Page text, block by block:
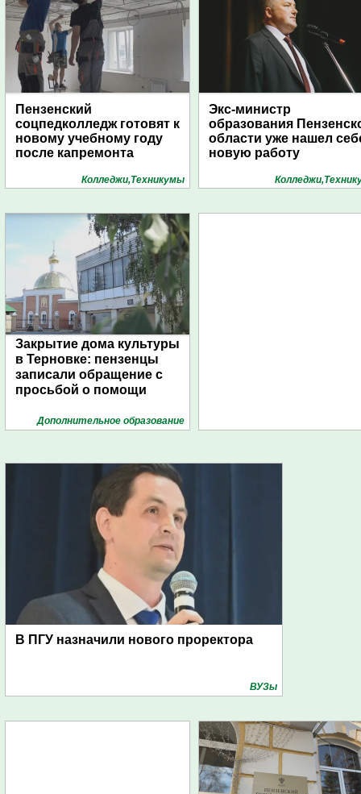
Пензенский
соцпедколледж готовят к
новому учебному году
после капремонта
Колледжи,Техникумы
Экс-министр
образования
области уже нашел
новую работу
Закрытие дома культуры
в Терновке: пензенцы
записали обращение с
просьбой о помощи
Дополнительное образование
В ПГУ назначили нового проректора
ВУЗы